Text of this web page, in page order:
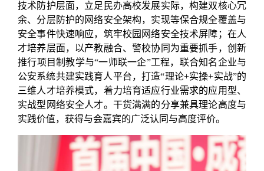
技术防护层面，立足民办高校发展实际，构建双核心冗
余、分层防护的网络安全架构，实现等保合规全覆盖与
安全事件快速响应，筑牢校园网络安全技术屏障；在人
才培养层面，以产教融合、警校协同为重要抓手，创新
推行项目制教学与“一师联一企”工程，联合知名企业与
公安系统共建实践育人平台，打造“理论+实操+实战”的
三维人才培养模式，着力培育适应行业需求的应用型、
实战型网络安全人才。干货满满的分享兼具理论高度与
实践价值，获得与会嘉宾的广泛认同与高度评价。